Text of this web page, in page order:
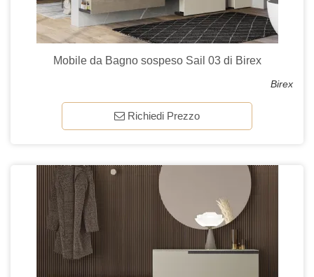
Mobile da Bagno sospeso Sail 03 di Birex
Birex
Richiedi Prezzo